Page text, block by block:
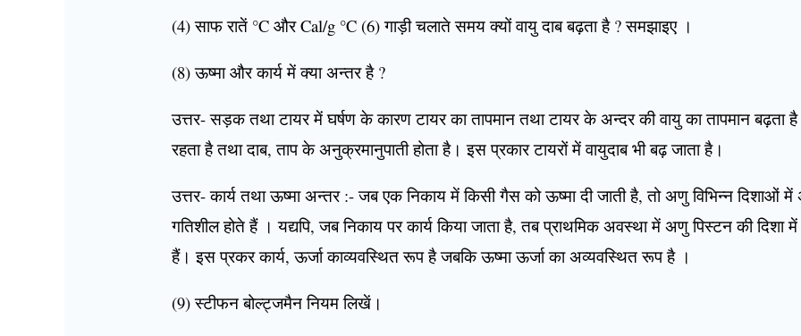
(4) साफ रातें °C और Cal/g °C (6) गाड़ी चलाते समय क्यों वायु दाब बढ़ता है ? समझाइए ।
(8) ऊष्मा और कार्य में क्या अन्तर है ?
उत्तर- सड़क तथा टायर में घर्षण के कारण टायर का तापमान तथा टायर के अन्दर की वायु का तापमान
रहता है तथा दाब, ताप के अनुक्रमानुपाती होता है। इस प्रकार टायरों में वायुदाब भी बढ़ जाता है।
उत्तर- कार्य तथा ऊष्मा अन्तर :- जब एक निकाय में किसी गैस को ऊष्मा दी जाती है, तो अणु विभिन्न
गतिशील होते हैं । यद्यपि, जब निकाय पर कार्य किया जाता है, तब प्राथमिक अवस्था में अणु पिस्टन की दिशा
हैं। इस प्रकर कार्य, ऊर्जा काव्यवस्थित रूप है जबकि ऊष्मा ऊर्जा का अव्यवस्थित रूप है ।
(9) स्टीफन बोल्ट्जमैन नियम लिखें।